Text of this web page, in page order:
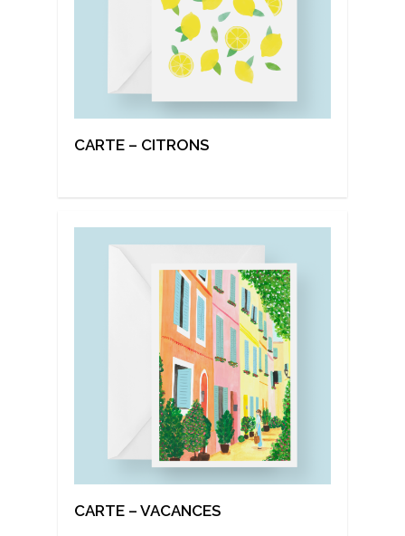
CARTE – CITRONS
CARTE – VACANCES